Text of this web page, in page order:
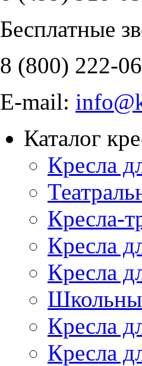
Бесплатные
8 (800) 222-
E-mail:
Каталог
Кресла
Кресла-
Кресла
Кресла
Кресла
Кресла